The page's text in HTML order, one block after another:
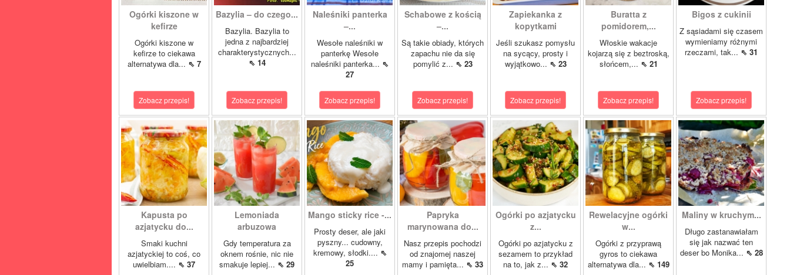
Ogórki kiszone w
kefirze
Ogórki kiszone w
kefirze to ciekawa
alternatywa dla... ⇖ 7
Zobacz przepis!
Bazylia – do czego...
Bazylia. Bazylia to
jedna z najbardziej
charakterystycznych...
⇖ 14
Zobacz przepis!
Naleśniki panterka
–...
Wesołe naleśniki w
panterkę Wesołe
naleśniki panterka... ⇖
27
Zobacz przepis!
Schabowe z kością
–...
Są takie obiady, których
zapachu nie da się
pomylić z... ⇖ 23
Zobacz przepis!
Zapiekanka z
kopytkami
Jeśli szukasz pomysłu
na sycący, prosty i
wyjątkowo... ⇖ 23
Zobacz przepis!
Buratta z
pomidorem,...
Włoskie wakacje
kojarzą się z beztroską,
słońcem,... ⇖ 21
Zobacz przepis!
Bigos z cukinii
Z sąsiadami się czasem
wymieniamy różnymi
rzeczami, tak... ⇖ 31
Zobacz przepis!
Kapusta po
azjatycku do...
Smaki kuchni
azjatyckiej to coś, co
uwielbiam.... ⇖ 37
Lemoniada
arbuzowa
Gdy temperatura za
oknem rośnie, nic nie
smakuje lepiej... ⇖ 29
Mango sticky rice -...
Prosty deser, ale jaki
pyszny... cudowny,
kremowy, słodki.... ⇖
25
Papryka
marynowana do...
Nasz przepis pochodzi
od znajomej naszej
mamy i pamięta... ⇖ 33
Ogórki po azjatycku
z...
Ogórki po azjatycku z
sezamem to przykład
na to, jak z... ⇖ 32
Rewelacyjne ogórki
w...
Ogórki z przyprawą
gyros to ciekawa
alternatywa dla... ⇖ 149
Maliny w kruchym...
Długo zastanawiałam
się jak nazwać ten
deser bo Monika... ⇖ 28